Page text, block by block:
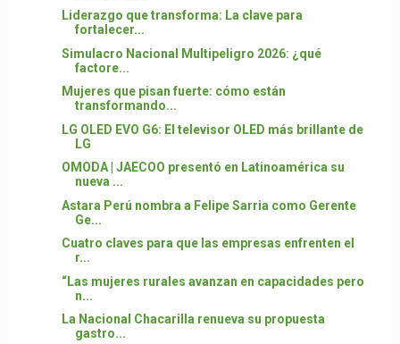
Liderazgo que transforma: La clave para
fortalecer...
Simulacro Nacional Multipeligro 2026: ¿qué
factore...
Mujeres que pisan fuerte: cómo están
transformando...
LG OLED EVO G6: El televisor OLED más brillante de
LG
OMODA | JAECOO presentó en Latinoamérica su
nueva ...
Astara Perú nombra a Felipe Sarria como Gerente
Ge...
Cuatro claves para que las empresas enfrenten el
r...
“Las mujeres rurales avanzan en capacidades pero
n...
La Nacional Chacarilla renueva su propuesta
gastro...